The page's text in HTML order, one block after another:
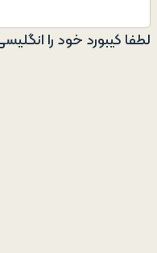
لطفا کیبورد خود را